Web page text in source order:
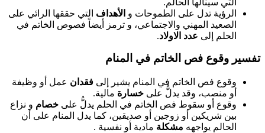
الرؤية تدل على الطموحات و الأهداف التي حققها الرائي على
الصعيد المهني والاجتماعي، و ترمز أيضاً فصوص الخاتم في
الحلم إلى عدد الاولاد.
تفسير وقوع فص الخاتم في المنام
وقوع فص الخاتم في المنام يشير إلى فقدان عمل أو وظيفة
أو منصب، وقد يدلُّ على خسارة مالية.
وقوع أو سقوط فص الخاتم في الحلم يدلُّ على خصام و نزاع
بين شريكين أو زوجين أو صديقين، كما يدل المنام على أن
الحالم يواجهه مشكلة مادية أو نفسية .